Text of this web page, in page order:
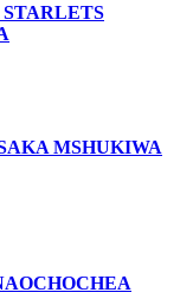
MSHUKIWA